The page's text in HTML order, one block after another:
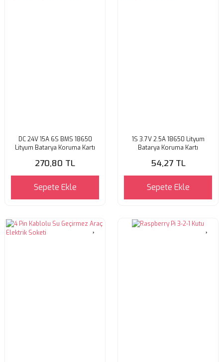
DC 24V 15A 6S BMS 18650
Lityum Batarya Koruma Kartı
270,80 TL
Sepete Ekle
1S 3.7V 2.5A 18650 Lityum
Batarya Koruma Kartı
54,27 TL
Sepete Ekle